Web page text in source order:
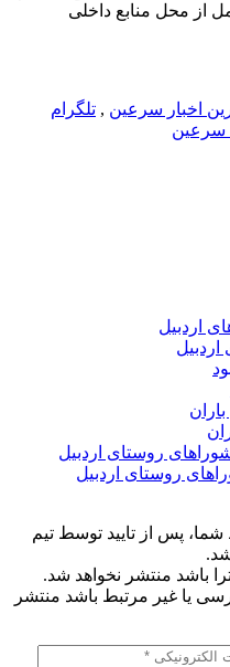
از محل منابع داخلی
اخبار سرعین , تلگرام
پس از تایید توسط تیم
باشد منتشر نخواهد شد.
یا غیر مرتبط باشد منتشر